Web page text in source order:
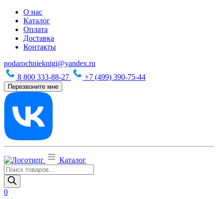
О нас
Каталог
Оплата
Доставка
Контакты
podarochnieknigi@yandex.ru
8 800 333-88-27
+7 (499) 390-75-44
Перезвоните мне
Каталог
Поиск
товаров
0